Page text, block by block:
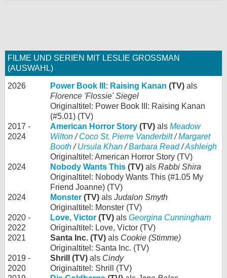
FILME UND SERIEN MIT LESLIE GROSSMAN
(AUSWAHL)
2026 Power Book III: Raising Kanan (TV) als
Florence 'Flossie' Siegel
Originaltitel: Power Book III: Raising Kanan
(#5.01) (TV)
2017 -
2024
American Horror Story (TV) als Meadow
Wilton/Coco St. Pierre Vanderbilt/Margaret
Booth/Ursula Khan/Barbara Read/Ashleigh
Originaltitel: American Horror Story (TV)
2024
Nobody Wants This (TV) als Rabbi Shira
Originaltitel: Nobody Wants This (#1.05 My
Friend Joanne) (TV)
2024
Monster (TV) als Judalon Smyth
Originaltitel: Monster (TV)
2020 -
2022
Love, Victor (TV) als Georgina Cunningham
Originaltitel: Love, Victor (TV)
2021
Santa Inc. (TV) als Cookie (Stimme)
Originaltitel: Santa Inc. (TV)
2019 -
2020
Shrill (TV) als Cindy
Originaltitel: Shrill (TV)